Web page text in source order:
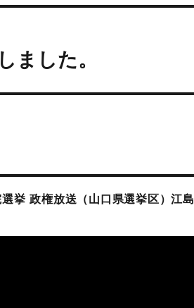
ました。
挙 政権放送（山口県選挙区）江島